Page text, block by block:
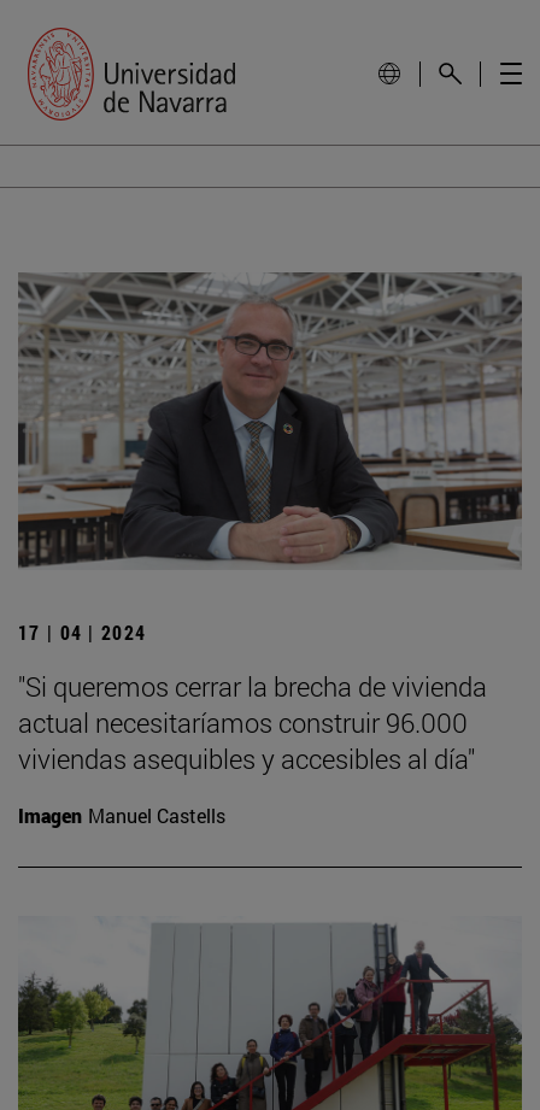
17 | 04 | 2024
"Si queremos cerrar la brecha de vivienda
actual necesitaríamos construir 96.000
viviendas asequibles y accesibles al día"
Imagen Manuel Castells